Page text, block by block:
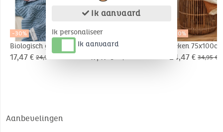
-30%
Biologisch gebreide
deken 75x100cm
17,47 € 24,95 €
-30%
Biologisch gebreide
-30%
Deken
Biologisch
24,47 € 34,95 €
Aanbevelingen
Ik aanvaard
Ik personaliseer
Ik aanvaard